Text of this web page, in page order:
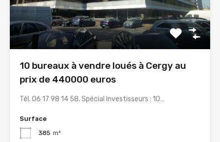
10 bureaux à vendre loués à Cergy au
prix de 440000 euros
Tél. 06 17 98 14 58. Spécial Investisseurs : 10…
Surface
385 m²